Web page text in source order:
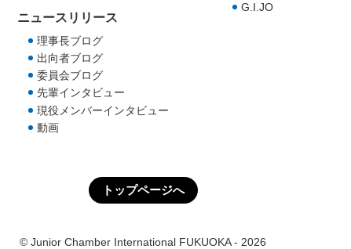
ニュースリリース
理事長ブログ
出向者ブログ
委員会ブログ
先輩インタビュー
現役メンバーインタビュー
動画
G.I.JO
トップページへ
© Junior Chamber International FUKUOKA - 2026